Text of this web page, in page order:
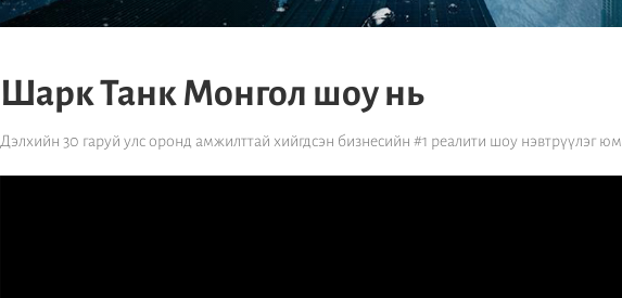
Шарк Танк Монгол шоу нь
Дэлхийн 30 гаруй улс оронд амжилттай хийгдсэн бизнесийн #1 реалити шоу нэвтрүүлэг юм.